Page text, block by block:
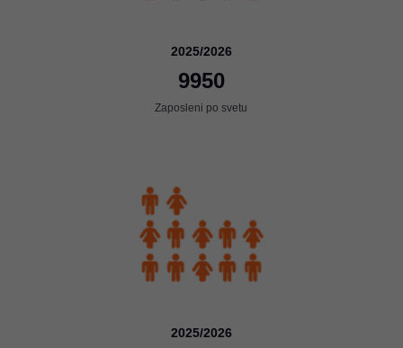
2025/2026
9950
Zaposleni po svetu
2025/2026